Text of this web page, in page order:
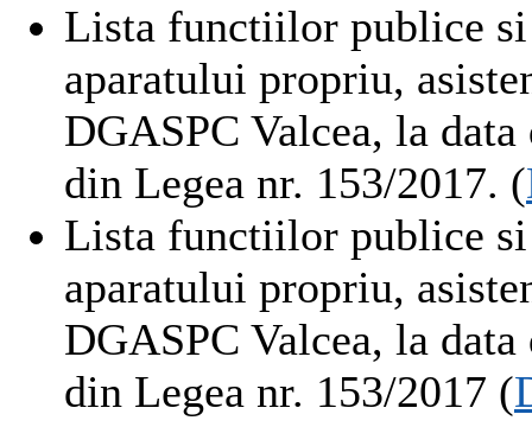
Lista functiilor publice
aparatului propriu,
DGASPC Valcea, la
din Legea nr. 153/2017. (
Lista functiilor publice
aparatului propriu,
DGASPC Valcea, la
din Legea nr. 153/2017 (